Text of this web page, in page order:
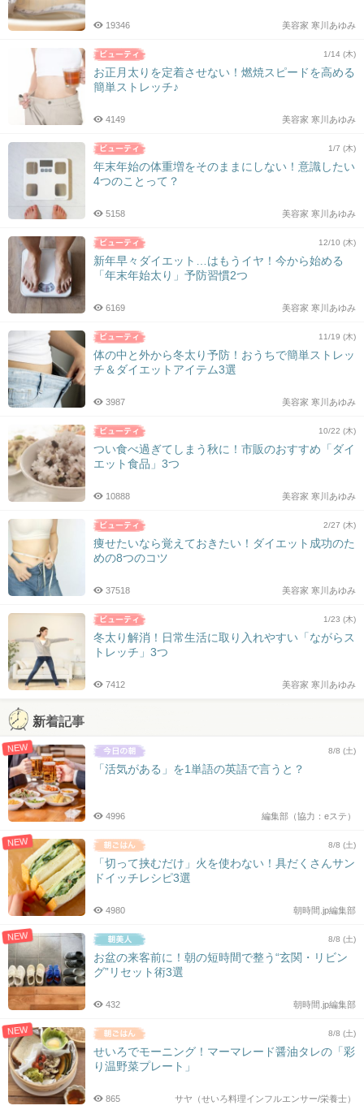
美容家 寒川あゆみ
19346
1/14 (木)
お正月太りを定着させない！燃焼スピードを高める
簡単ストレッチ♪
美容家 寒川あゆみ
4149
1/7 (木)
年末年始の体重増をそのままにしない！意識したい
4つのことって？
美容家 寒川あゆみ
5158
12/10 (木)
新年早々ダイエット…はもうイヤ！今から始める
「年末年始太り」予防習慣2つ
美容家 寒川あゆみ
6169
11/19 (木)
体の中と外から冬太り予防！おうちで簡単ストレッ
チ＆ダイエットアイテム3選
美容家 寒川あゆみ
3987
10/22 (木)
つい食べ過ぎてしまう秋に！市販のおすすめ「ダイ
エット食品」3つ
美容家 寒川あゆみ
10888
2/27 (木)
痩せたいなら覚えておきたい！ダイエット成功のた
めの8つのコツ
美容家 寒川あゆみ
37518
1/23 (木)
冬太り解消！日常生活に取り入れやすい「ながらス
トレッチ」3つ
美容家 寒川あゆみ
7412
新着記事
NEW 8/8 (土)
「活気がある」を1単語の英語で言うと？
編集部（協力：eステ）
4996
NEW 8/8 (土)
「切って挟むだけ」火を使わない！具だくさんサン
ドイッチレシピ3選
朝時間.jp編集部
4980
NEW 8/8 (土)
お盆の来客前に！朝の短時間で整う“玄関・リビン
グ”リセット術3選
朝時間.jp編集部
432
NEW 8/8 (土)
せいろでモーニング！マーマレード醤油タレの「彩
り温野菜プレート」
サヤ（せいろ料理インフルエンサー/栄養士）
865